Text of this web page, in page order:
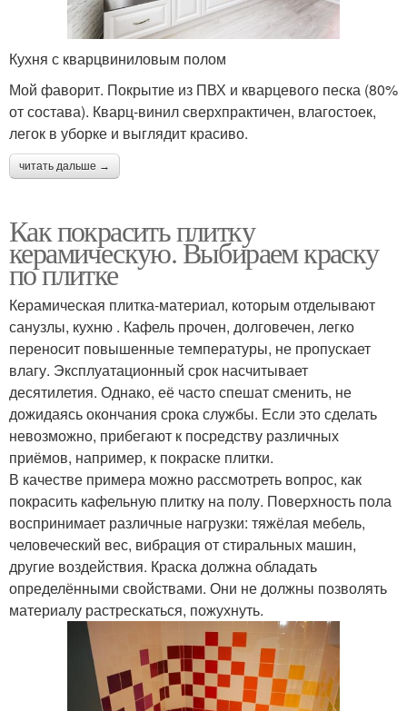
Кухня с кварцвиниловым полом
Мой фаворит. Покрытие из ПВХ и кварцевого песка (80%
от состава). Кварц-винил сверхпрактичен, влагостоек,
легок в уборке и выглядит красиво.
читать дальше →
Как покрасить плитку
керамическую. Выбираем краску
по плитке
Керамическая плитка-материал, которым отделывают
санузлы, кухню . Кафель прочен, долговечен, легко
переносит повышенные температуры, не пропускает
влагу. Эксплуатационный срок насчитывает
десятилетия. Однако, её часто спешат сменить, не
дожидаясь окончания срока службы. Если это сделать
невозможно, прибегают к посредству различных
приёмов, например, к покраске плитки.
В качестве примера можно рассмотреть вопрос, как
покрасить кафельную плитку на полу. Поверхность пола
воспринимает различные нагрузки: тяжёлая мебель,
человеческий вес, вибрация от стиральных машин,
другие воздействия. Краска должна обладать
определёнными свойствами. Они не должны позволять
материалу растрескаться, пожухнуть.